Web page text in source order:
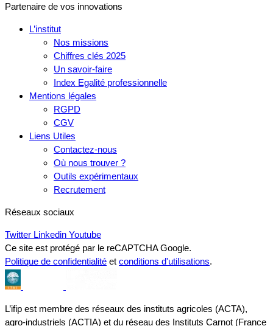
Partenaire de vos innovations
L’institut
Nos missions
Chiffres clés 2025
Un savoir-faire
Index Egalité professionnelle
Mentions légales
RGPD
CGV
Liens Utiles
Contactez-nous
Où nous trouver ?
Outils expérimentaux
Recrutement
Réseaux sociaux
Twitter Linkedin Youtube
Ce site est protégé par le reCAPTCHA Google.
Politique de confidentialité et conditions d'utilisations.
L’ifip est membre des réseaux des instituts agricoles (ACTA),
agro-industriels (ACTIA) et du réseau des Instituts Carnot (France